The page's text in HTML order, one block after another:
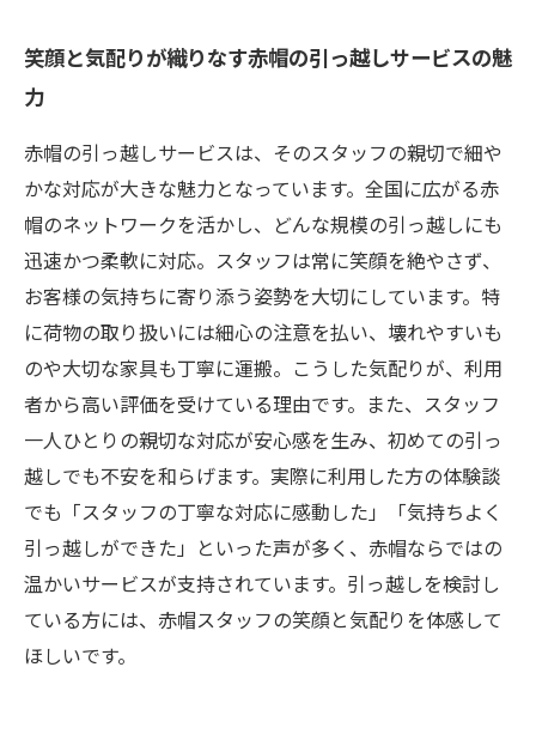
笑顔と気配りが織りなす赤帽の引っ越しサービスの魅
力
赤帽の引っ越しサービスは、そのスタッフの親切で細や
かな対応が大きな魅力となっています。全国に広がる赤
帽のネットワークを活かし、どんな規模の引っ越しにも
迅速かつ柔軟に対応。スタッフは常に笑顔を絶やさず、
お客様の気持ちに寄り添う姿勢を大切にしています。特
に荷物の取り扱いには細心の注意を払い、壊れやすいも
のや大切な家具も丁寧に運搬。こうした気配りが、利用
者から高い評価を受けている理由です。また、スタッフ
一人ひとりの親切な対応が安心感を生み、初めての引っ
越しでも不安を和らげます。実際に利用した方の体験談
でも「スタッフの丁寧な対応に感動した」「気持ちよく
引っ越しができた」といった声が多く、赤帽ならではの
温かいサービスが支持されています。引っ越しを検討し
ている方には、赤帽スタッフの笑顔と気配りを体感して
ほしいです。